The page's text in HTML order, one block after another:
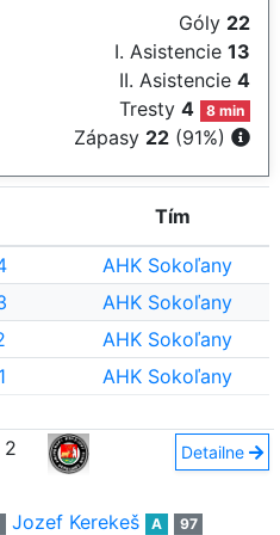
Góly 22
I. Asistencie 13
II. Asistencie 4
Tresty4 8 min
Zápasy 22 (91%)
Tím
AHK Sokoľany
AHK Sokoľany
AHK Sokoľany
AHK Sokoľany
2 Detailne
Jozef Kerekeš A
97